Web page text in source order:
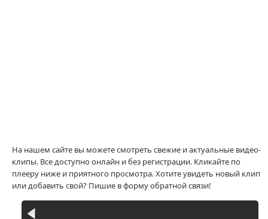
На нашем сайте вы можете смотреть свежие и актуальные видео-
клипы. Все доступно онлайн и без регистрации. Кликайте по
плееру ниже и приятного просмотра. Хотите увидеть новый клип
или добавить свой? Пишие в форму обратной связи!